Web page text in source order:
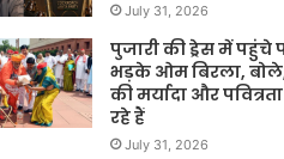
July 31, 2026
पुजारी की ड्रेस में पहुंचे
भड़के ओम बिरला,
की मर्यादा और
रहे हैं
July 31, 2026